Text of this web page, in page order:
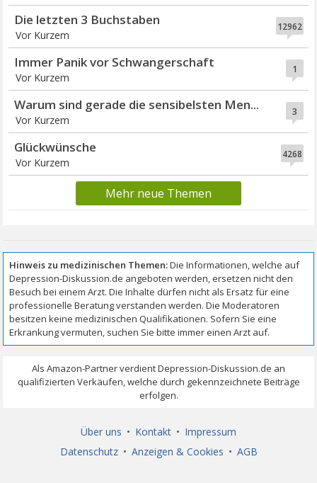
12962
Die letzten 3 Buchstaben
Vor Kurzem
1
Immer Panik vor Schwangerschaft
Vor Kurzem
3
Warum sind gerade die sensibelsten Men...
Vor Kurzem
4268
Glückwünsche
Vor Kurzem
Mehr neue Themen
Über uns • Kontakt • Impressum
Datenschutz • Anzeigen & Cookies • AGB